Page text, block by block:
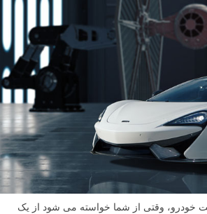
خودرو، وقتی از شما خواسته می شود از یک